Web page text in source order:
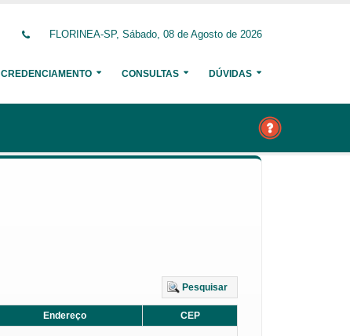
FLORINEA-SP, Sábado, 08 de Agosto de 2026
CREDENCIAMENTO CONSULTAS DÚVIDAS
Pesquisar
Endereço
CEP